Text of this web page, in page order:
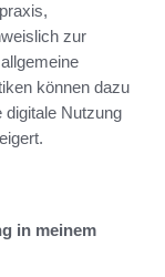
zur
können dazu
digitale Nutzung
in meinem